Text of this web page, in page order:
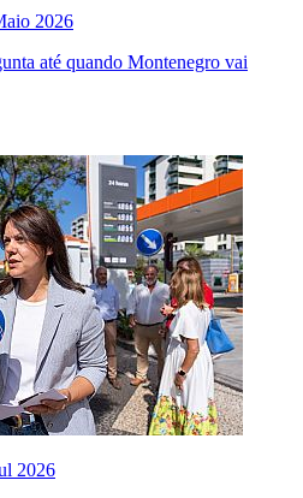
2026
até quando Montenegro vai
2026